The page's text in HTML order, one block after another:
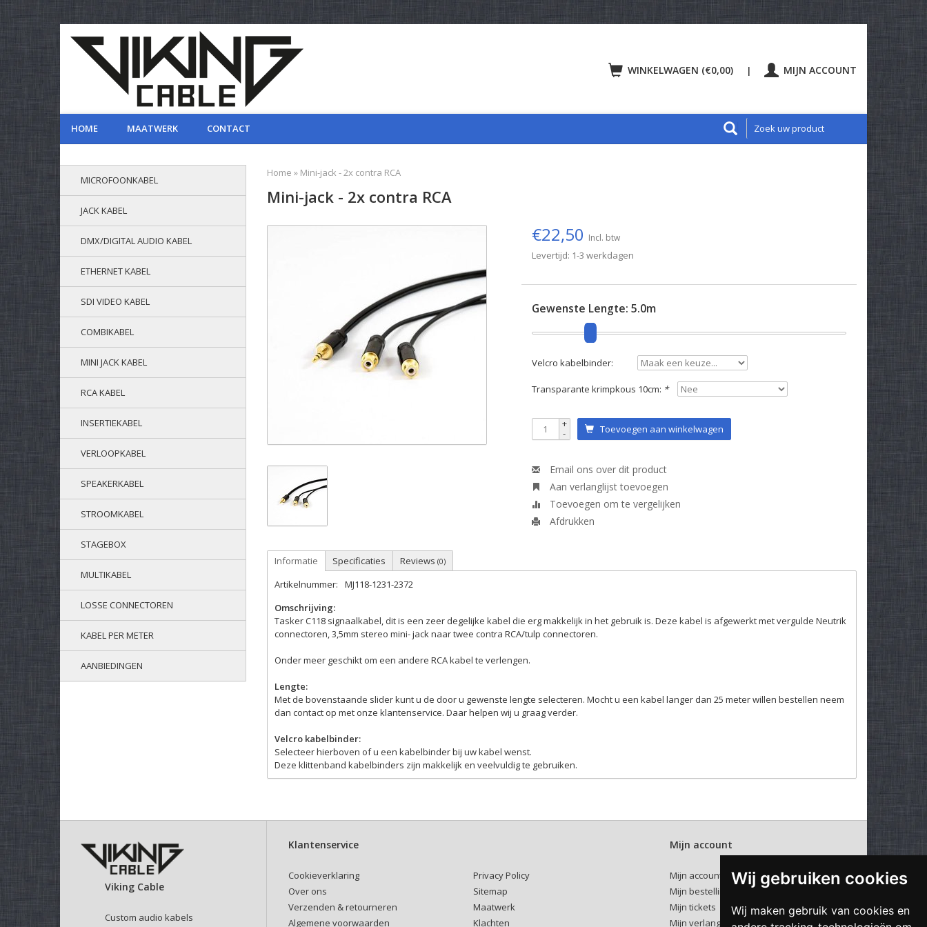
Wij gebruiken cookies
Wij maken gebruik van cookies en
WINKELWAGEN (€0,00) | MIJN ACCOUNT
HOME MAATWERK CONTACT
MICROFOONKABEL
JACK KABEL
DMX/DIGITAL AUDIO KABEL
ETHERNET KABEL
SDI VIDEO KABEL
COMBIKABEL
MINI JACK KABEL
RCA KABEL
INSERTIEKABEL
VERLOOPKABEL
SPEAKERKABEL
STROOMKABEL
STAGEBOX
MULTIKABEL
LOSSE CONNECTOREN
KABEL PER METER
AANBIEDINGEN
Home » Mini-jack - 2x contra RCA
Mini-jack - 2x contra RCA
€22,50 Incl. btw
Levertijd: 1-3 werkdagen
Gewenste Lengte: 5.0m
Velcro kabelbinder:
Transparante krimpkous 10cm: *
+
- Toevoegen aan winkelwagen
Email ons over dit product
Aan verlanglijst toevoegen
Toevoegen om te vergelijken
Afdrukken
Informatie Specificaties Reviews (0)
Artikelnummer:
MJ118-1231-2372
Omschrijving:
Tasker C118 signaalkabel, dit is een zeer degelijke kabel die erg makkelijk in het gebruik is. Deze kabel is afgewerkt met vergulde Neutrik
connectoren, 3,5mm stereo mini- jack naar twee contra RCA/tulp connectoren.
Onder meer geschikt om een andere RCA kabel te verlengen.
Lengte:
Met de bovenstaande slider kunt u de door u gewenste lengte selecteren. Mocht u een kabel langer dan 25 meter willen bestellen neem
dan contact op met onze klantenservice. Daar helpen wij u graag verder.
Velcro kabelbinder:
Selecteer hierboven of u een kabelbinder bij uw kabel wenst.
Deze klittenband kabelbinders zijn makkelijk en veelvuldig te gebruiken.
Viking Cable
Custom audio kabels
Klantenservice
Cookieverklaring
Over ons
Verzenden & retourneren
Algemene voorwaarden
Privacy Policy
Sitemap
Maatwerk
Klachten
Mijn account
Mijn account
Mijn bestellingen
Mijn tickets
Mijn verlanglijst